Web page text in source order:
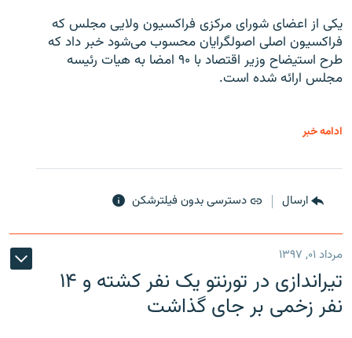
یکی از اعضای شورای مرکزی فراکسیون ولایی مجلس که
فراکسیون اصلی اصولگرایان محسوب می‌شود خبر داد که
طرح استیضاح وزیر اقتصاد با ۹۰ امضا به هیات رئیسه
مجلس ارائه شده است.
ادامه خبر
ارسال دسترسی بدون فیلترشکن
مرداد ۰۱, ۱۳۹۷
تیراندازی در تورنتو یک نفر کشته و ۱۴
نفر زخمی بر جای گذاشت